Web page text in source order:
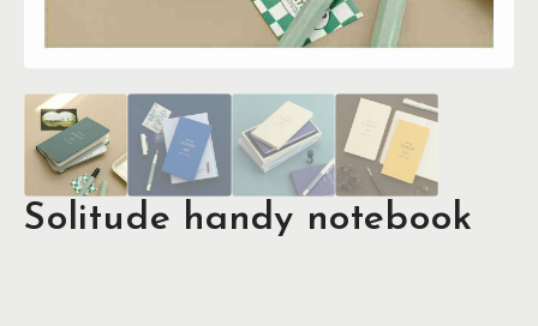
Solitude handy notebook